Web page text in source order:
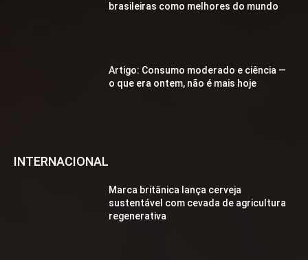
brasileiras como melhores do mundo
Artigo: Consumo moderado e ciência —
o que era ontem, não é mais hoje
INTERNACIONAL
Marca britânica lança cerveja
sustentável com cevada de agricultura
regenerativa